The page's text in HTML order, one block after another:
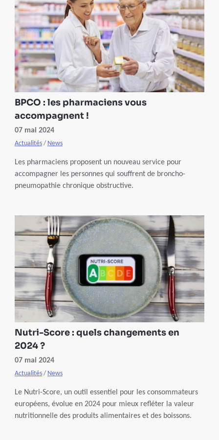
BPCO : les pharmaciens vous
accompagnent !
07 mai 2024
Actualités / News
Les pharmaciens proposent un nouveau service pour
accompagner les personnes qui souffrent de broncho-
pneumopathie chronique obstructive.
Nutri-Score : quels changements en
2024 ?
07 mai 2024
Actualités / News
Le Nutri-Score, un outil essentiel pour les consommateurs
européens, évolue en 2024 pour mieux refléter la valeur
nutritionnelle des produits alimentaires et des boissons.